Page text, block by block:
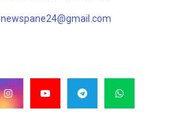
newspane24@gmail.com